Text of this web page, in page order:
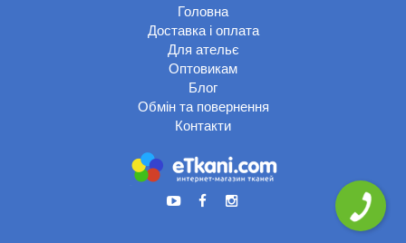
Головна
Доставка і оплата
Для ательє
Оптовикам
Блог
Обмін та повернення
Контакти